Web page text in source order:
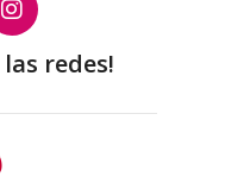
las redes!